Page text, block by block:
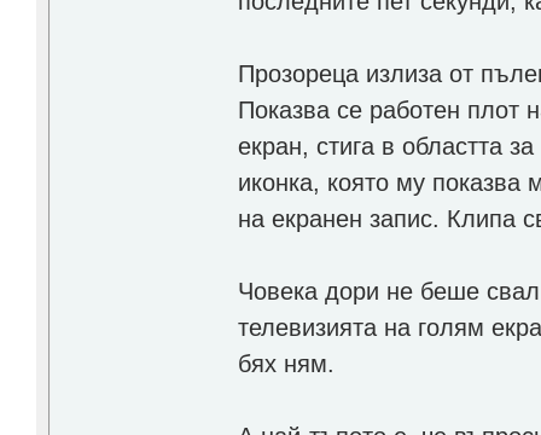
Прозореца излиза от
Показва се работен
екран, стига в областта
иконка, която му показва
на екранен запис. Клипа
Човека дори не беше
телевизията на голям
бях ням.